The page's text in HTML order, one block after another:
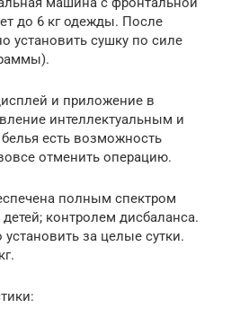
до 6 кг одежды. После
установить сушку по силе
и приложение в
интеллектуальным и
есть возможность
отменить операцию.
полным спектром
контролем дисбаланса.
за целые сутки.